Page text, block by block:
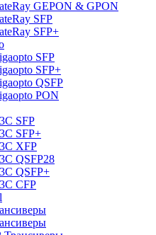
GEPON & GPON
SFP
SFP+
SFP
SFP+
QSFP
PON
SFP
SFP+
XFP
QSFP28
QSFP+
CFP